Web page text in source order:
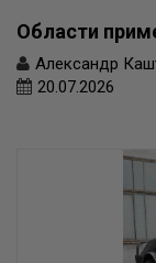
Области
Александр
20.07.2026